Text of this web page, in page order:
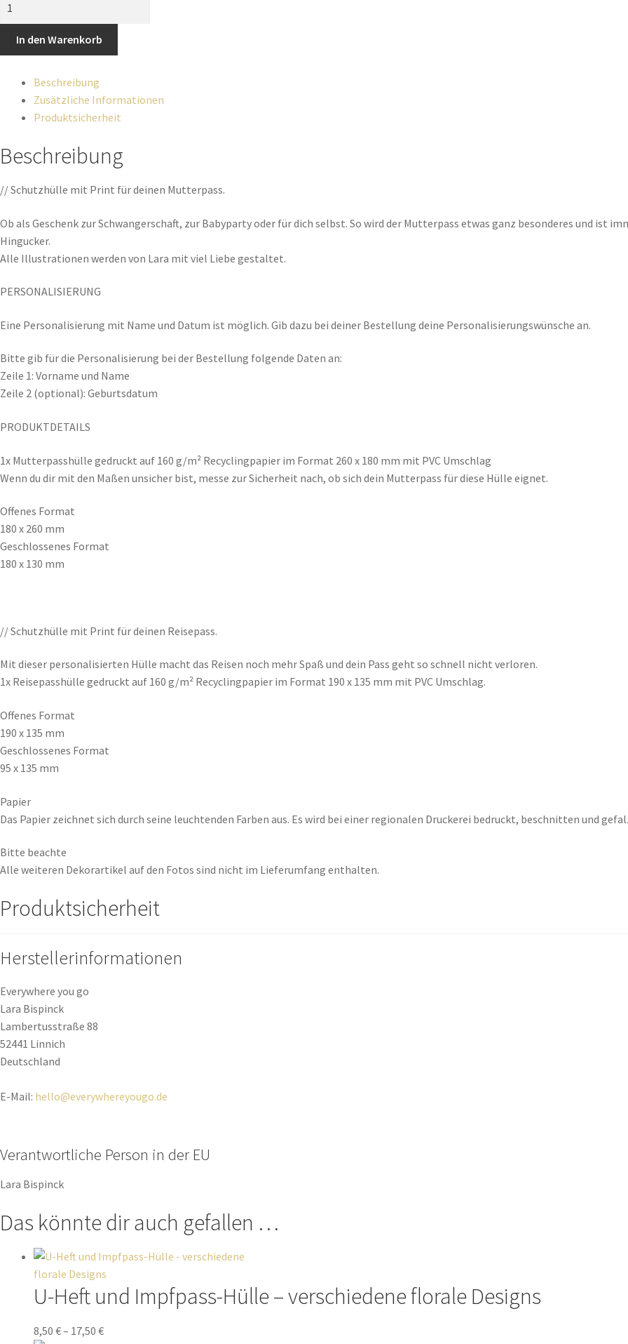
In den Warenkorb
Beschreibung
Zusätzliche Informationen
Produktsicherheit
Beschreibung
// Schutzhülle mit Print für deinen Mutterpass.
Ob als Geschenk zur Schwangerschaft, zur Babyparty oder für dich selbst. So wird der Mutterpass etwas ganz besonderes und ist
Hingucker.
Alle Illustrationen werden von Lara mit viel Liebe gestaltet.
PERSONALISIERUNG
Eine Personalisierung mit Name und Datum ist möglich. Gib dazu bei deiner Bestellung deine Personalisierungswünsche an.
Bitte gib für die Personalisierung bei der Bestellung folgende Daten an:
Zeile 1: Vorname und Name
Zeile 2 (optional): Geburtsdatum
PRODUKTDETAILS
1x Mutterpasshülle gedruckt auf 160 g/m² Recyclingpapier im Format 260 x 180 mm mit PVC Umschlag
Wenn du dir mit den Maßen unsicher bist, messe zur Sicherheit nach, ob sich dein Mutterpass für diese Hülle eignet.
Offenes Format
180 x 260 mm
Geschlossenes Format
180 x 130 mm
// Schutzhülle mit Print für deinen Reisepass.
Mit dieser personalisierten Hülle macht das Reisen noch mehr Spaß und dein Pass geht so schnell nicht verloren.
1x Reisepasshülle gedruckt auf 160 g/m² Recyclingpapier im Format 190 x 135 mm mit PVC Umschlag.
Offenes Format
190 x 135 mm
Geschlossenes Format
95 x 135 mm
Papier
Das Papier zeichnet sich durch seine leuchtenden Farben aus. Es wird bei einer regionalen Druckerei bedruckt, beschnitten und
Bitte beachte
Alle weiteren Dekorartikel auf den Fotos sind nicht im Lieferumfang enthalten.
Produktsicherheit
Herstellerinformationen
Everywhere you go
Lara Bispinck
Lambertusstraße 88
52441 Linnich
Deutschland
E-Mail: hello@everywhereyougo.de
Verantwortliche Person in der EU
Lara Bispinck
Das könnte dir auch gefallen …
U-Heft und Impfpass-Hülle – verschiedene florale Designs
8,50 €– 17,50 €